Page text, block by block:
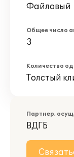
Файловый
Общее число
3
Количество
Толстый
Партнер,
ВДГБ